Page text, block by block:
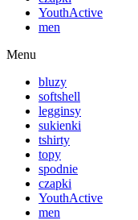
YouthActive
men
Menu
bluzy
softshell
legginsy
sukienki
tshirty
topy
spodnie
czapki
YouthActive
men